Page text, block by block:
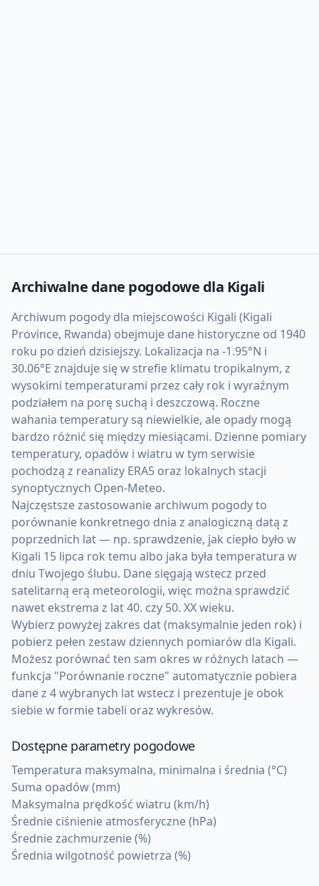
Archiwalne dane pogodowe dla Kigali
Archiwum pogody dla miejscowości Kigali (Kigali
Province, Rwanda) obejmuje dane historyczne od 1940
roku po dzień dzisiejszy. Lokalizacja na -1.95°N i
30.06°E znajduje się w strefie klimatu tropikalnym, z
wysokimi temperaturami przez cały rok i wyraźnym
podziałem na porę suchą i deszczową. Roczne
wahania temperatury są niewielkie, ale opady mogą
bardzo różnić się między miesiącami. Dzienne pomiary
temperatury, opadów i wiatru w tym serwisie
pochodzą z reanalizy ERA5 oraz lokalnych stacji
synoptycznych Open-Meteo.
Najczęstsze zastosowanie archiwum pogody to
porównanie konkretnego dnia z analogiczną datą z
poprzednich lat — np. sprawdzenie, jak ciepło było w
Kigali 15 lipca rok temu albo jaka była temperatura w
dniu Twojego ślubu. Dane sięgają wstecz przed
satelitarną erą meteorologii, więc można sprawdzić
nawet ekstrema z lat 40. czy 50. XX wieku.
Wybierz powyżej zakres dat (maksymalnie jeden rok) i
pobierz pełen zestaw dziennych pomiarów dla Kigali.
Możesz porównać ten sam okres w różnych latach —
funkcja "Porównanie roczne" automatycznie pobiera
dane z 4 wybranych lat wstecz i prezentuje je obok
siebie w formie tabeli oraz wykresów.
Dostępne parametry pogodowe
Temperatura maksymalna, minimalna i średnia (°C)
Suma opadów (mm)
Maksymalna prędkość wiatru (km/h)
Średnie ciśnienie atmosferyczne (hPa)
Średnie zachmurzenie (%)
Średnia wilgotność powietrza (%)